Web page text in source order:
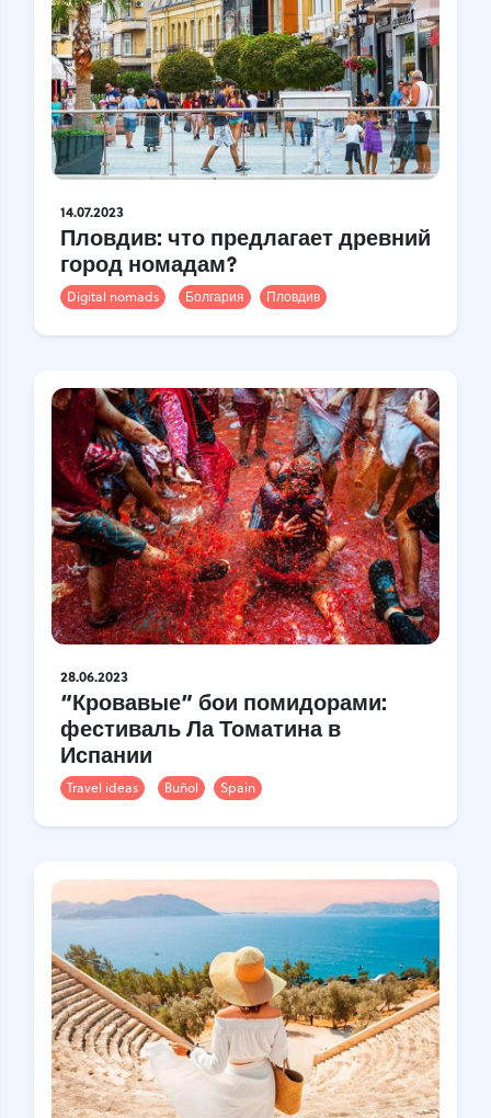
14.07.2023
Пловдив: что предлагает древний
город номадам?
Digital nomads Болгария Пловдив
28.06.2023
“Кровавые” бои помидорами:
фестиваль Ла Томатина в
Испании
Travel ideas Buñol Spain